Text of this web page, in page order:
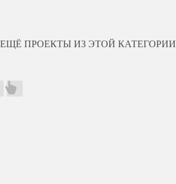
ЕЩЁ ПРОЕКТЫ ИЗ ЭТОЙ КАТЕГОРИИ